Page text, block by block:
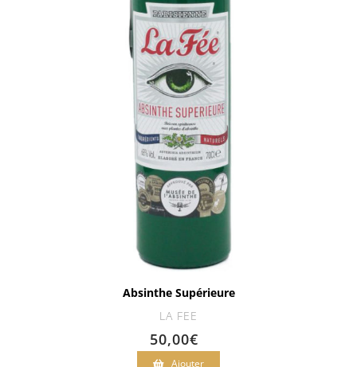
Absinthe Supérieure
LA FEE
50,00€
Ajouter